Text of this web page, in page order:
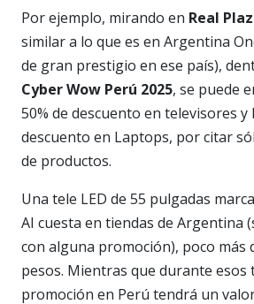
Por ejemplo, mirando en Real
similar a lo que es en Argentina
de gran prestigio en ese país),
Cyber Wow Perú 2025, se puede
50% de descuento en televisores y
descuento en Laptops, por citar
de productos.
Una tele LED de 55 pulgadas marca
AI cuesta en tiendas de Argentina
con alguna promoción), poco más
pesos. Mientras que durante esos
promoción en Perú tendrá un